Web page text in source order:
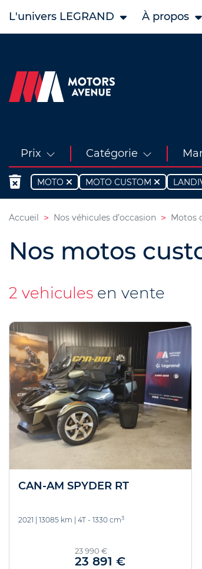
L'univers LEGRAND À propos
Prix Catégorie
MOTO MOTO CUSTOM
Accueil Nos véhicules d’occasion Motos
Nos motos
2 vehicules en vente
CAN-AM SPYDER RT
2021 13085 km 4T - 1330 cm3
23 990 €
23 891 €